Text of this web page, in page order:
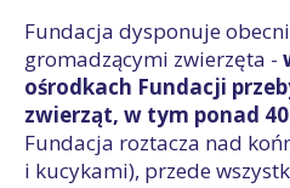
Fundacja dysponuje
gromadzącymi zwierzęta -
ośrodkach Fundacji
zwierząt, w tym ponad
Fundacja roztacza nad
i kucykami), przede